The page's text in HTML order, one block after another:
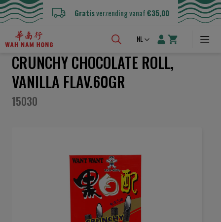
Gratisverzending vanaf€35,00
Taal
NL
CRUNCHY CHOCOLATE ROLL,
VANILLA FLAV.60GR
15030